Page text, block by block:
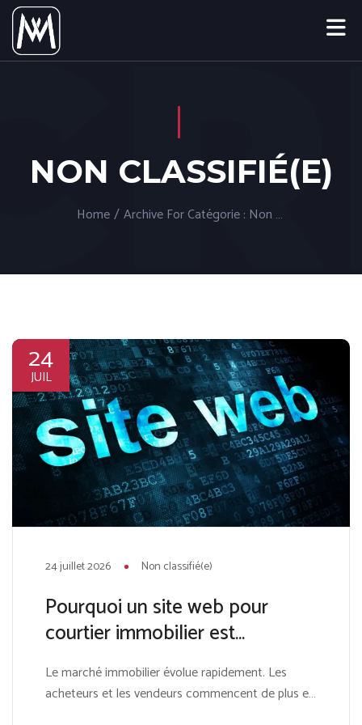
NON CLASSIFIÉ(E)
Home/Archive ForCatégorie : Non Classifié(e)
24
JUIL
24 juillet 2026 Non classifié(e)
Pourquoi un site web pour
courtier immobilier est
indispensable pour réussir en
2026
Le marché immobilier évolue rapidement. Les
acheteurs et les vendeurs commencent de plus en